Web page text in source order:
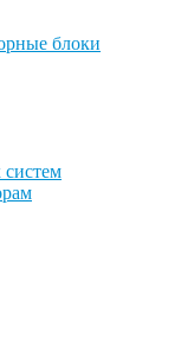
блоки